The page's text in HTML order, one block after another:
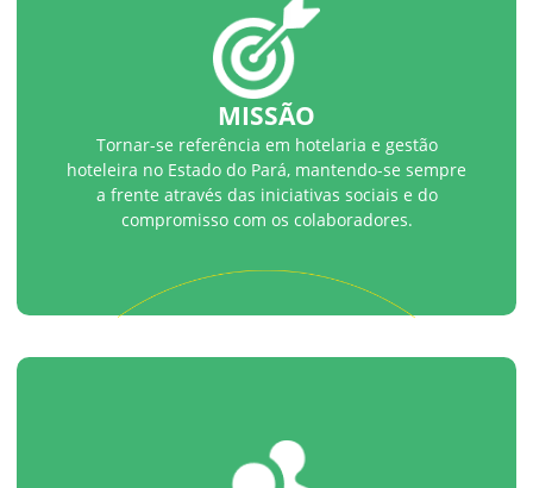
MISSÃO
Tornar-se referência em hotelaria e gestão
hoteleira no Estado do Pará, mantendo-se sempre
a frente através das iniciativas sociais e do
compromisso com os colaboradores.